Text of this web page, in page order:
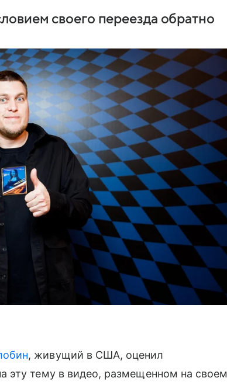
своего переезда обратно
, живущий в США, оценил
эту тему в видео, размещенном на своем